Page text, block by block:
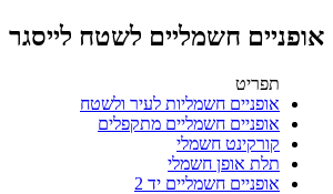
אופניים חשמליים לשטח לייסגר
תפריט
אופניים חשמליות לעיר ולשטח
אופניים חשמליים מתקפלים
קורקינט חשמלי
תלת אופן חשמלי
אופניים חשמליים יד 2